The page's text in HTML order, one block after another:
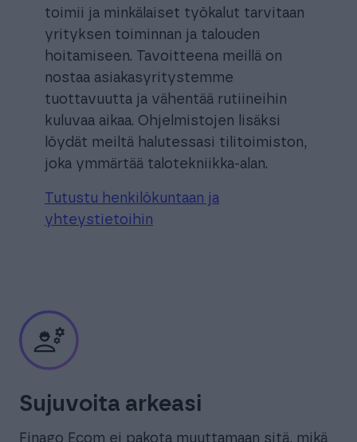
toimii ja minkälaiset työkalut tarvitaan
yrityksen toiminnan ja talouden
hoitamiseen. Tavoitteena meillä on
nostaa asiakasyritystemme
tuottavuutta ja vähentää rutiineihin
kuluvaa aikaa. Ohjelmistojen lisäksi
löydät meiltä halutessasi tilitoimiston,
joka ymmärtää talotekniikka-alan.
Tutustu henkilökuntaan ja
yhteystietoihin
Sujuvoita arkeasi
Finago Ecom ei pakota muuttamaan sitä, mikä